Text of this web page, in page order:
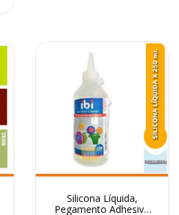
Silicona Líquida,
Pegamento Adhesivo